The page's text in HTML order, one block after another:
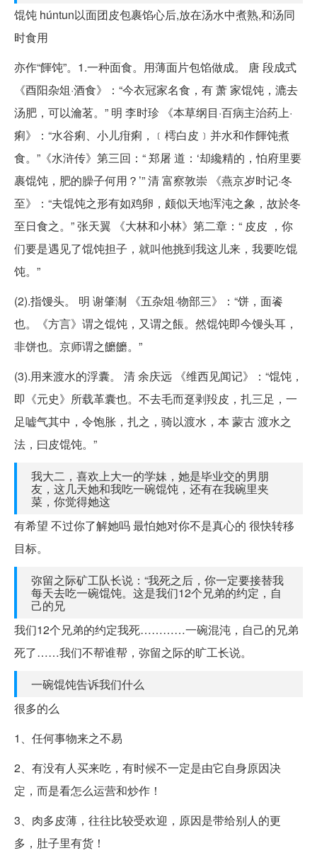
馄饨 húntun以面团皮包裹馅心后,放在汤水中煮熟,和汤同
时食用
亦作“餫饨”。1.一种面食。用薄面片包馅做成。 唐 段成式
《酉阳杂俎·酒食》：“今衣冠家名食，有 萧 家馄饨，漉去
汤肥，可以瀹茗。” 明 李时珍 《本草纲目·百病主治药上·
痢》：“水谷痢、小儿疳痢，﹝樗白皮﹞并水和作餫饨煮
食。”《水浒传》第三回：“ 郑屠 道：‘却纔精的，怕府里要
裹馄饨，肥的臊子何用？’” 清 富察敦崇 《燕京岁时记·冬
至》：“夫馄饨之形有如鸡卵，颇似天地浑沌之象，故於冬
至日食之。” 张天翼 《大林和小林》第二章：“ 皮皮 ，你
们要是遇见了馄饨担子，就叫他挑到我这儿来，我要吃馄
饨。”
(2).指馒头。 明 谢肇淛 《五杂俎·物部三》：“饼，面餈
也。《方言》谓之馄饨，又谓之餦。然馄饨即今馒头耳，
非饼也。京师谓之饝饝。”
(3).用来渡水的浮囊。 清 余庆远 《维西见闻记》：“馄饨，
即《元史》所载革囊也。不去毛而趸剥羖皮，扎三足，一
足嘘气其中，令饱胀，扎之，骑以渡水，本 蒙古 渡水之
法，曰皮馄饨。”
我大二，喜欢上大一的学妹，她是毕业交的男朋
友，这几天她和我吃一碗馄饨，还有在我碗里夹
菜，你觉得她这
有希望 不过你了解她吗 最怕她对你不是真心的 很快转移
目标。
弥留之际矿工队长说：“我死之后，你一定要接替我
每天去吃一碗馄饨。这是我们12个兄弟的约定，自
己的兄
我们12个兄弟的约定我死…………一碗混沌，自己的兄弟
死了……我们不帮谁帮，弥留之际的旷工长说。
一碗馄饨告诉我们什么
很多的么
1、任何事物来之不易
2、有没有人买来吃，有时候不一定是由它自身原因决
定，而是看怎么运营和炒作！
3、肉多皮薄，往往比较受欢迎，原因是带给别人的更
多，肚子里有货！